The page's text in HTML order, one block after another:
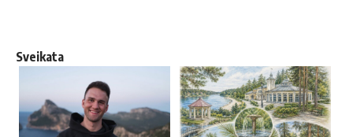
Sveikata